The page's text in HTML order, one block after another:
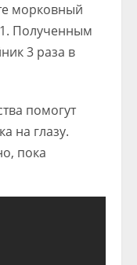
морковный
Полученным
3 раза в
помогут
на глазу.
пока